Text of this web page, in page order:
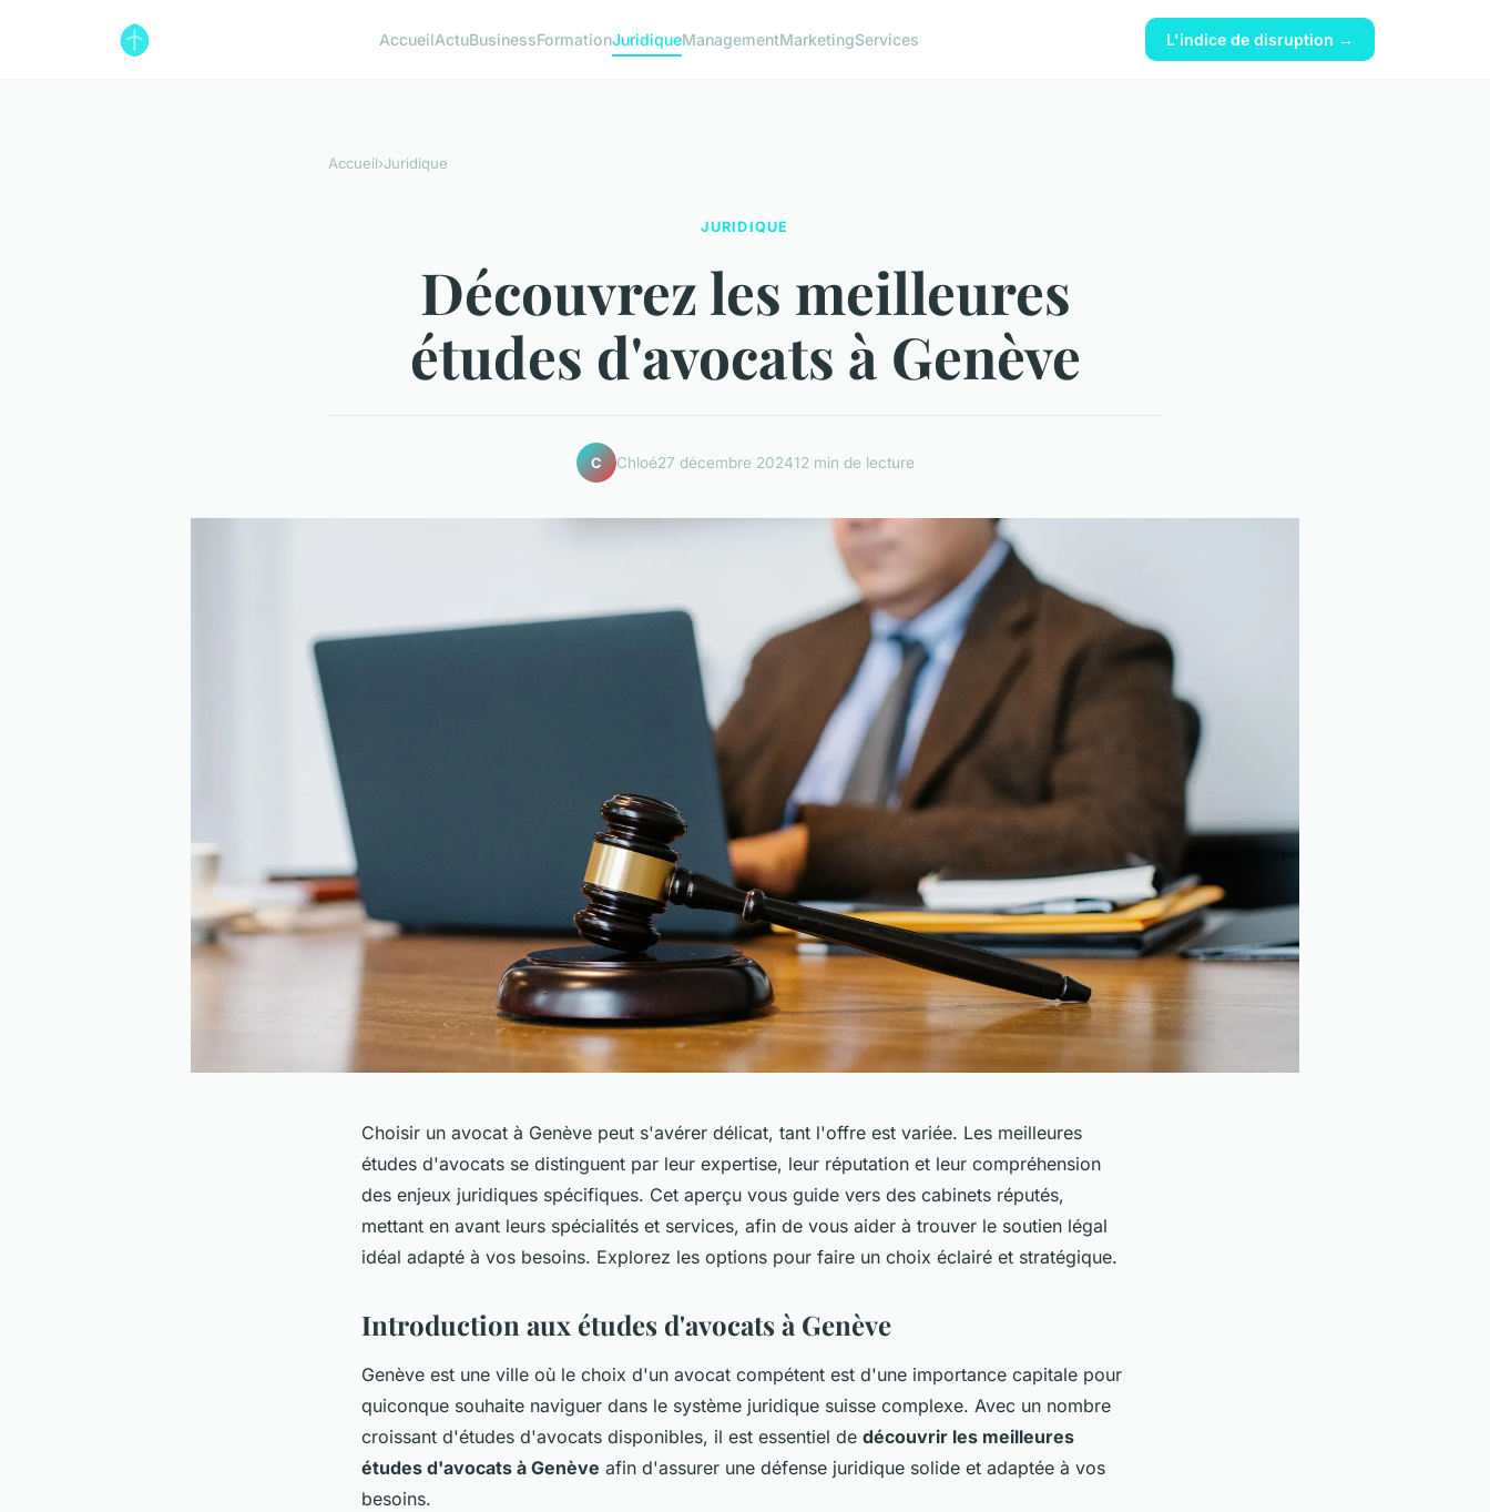
AccueilActuBusinessFormationJuridiqueManagementMarketingServices L'indice de disruption →
Accueil›Juridique
JURIDIQUE
Découvrez les meilleures
études d'avocats à Genève
C Chloé27 décembre 202412 min de lecture
Choisir un avocat à Genève peut s'avérer délicat, tant l'offre est variée. Les meilleures
études d'avocats se distinguent par leur expertise, leur réputation et leur compréhension
des enjeux juridiques spécifiques. Cet aperçu vous guide vers des cabinets réputés,
mettant en avant leurs spécialités et services, afin de vous aider à trouver le soutien légal
idéal adapté à vos besoins. Explorez les options pour faire un choix éclairé et stratégique.
Introduction aux études d'avocats à Genève
Genève est une ville où le choix d'un avocat compétent est d'une importance capitale pour
quiconque souhaite naviguer dans le système juridique suisse complexe. Avec un nombre
croissant d'études d'avocats disponibles, il est essentiel de découvrir les meilleures
études d'avocats à Genève afin d'assurer une défense juridique solide et adaptée à vos
besoins.